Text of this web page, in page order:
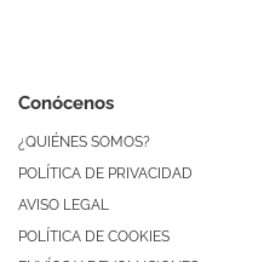
Conócenos
¿QUIÉNES SOMOS?
POLÍTICA DE PRIVACIDAD
AVISO LEGAL
POLÍTICA DE COOKIES